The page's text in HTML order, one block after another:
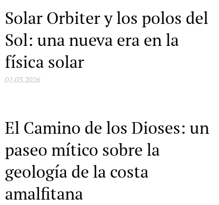
Solar Orbiter y los polos del
Sol: una nueva era en la
física solar
01.03.2026
El Camino de los Dioses: un
paseo mítico sobre la
geología de la costa
amalfitana